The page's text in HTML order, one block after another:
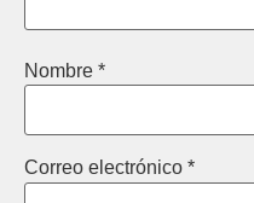
Nombre *
Correo electrónico *